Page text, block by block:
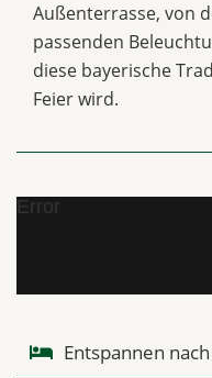
Außenterrasse, von
passenden
diese bayerische
Feier wird.
Error
Entspannen